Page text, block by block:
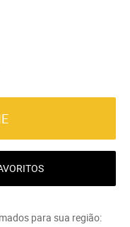
para sua região: